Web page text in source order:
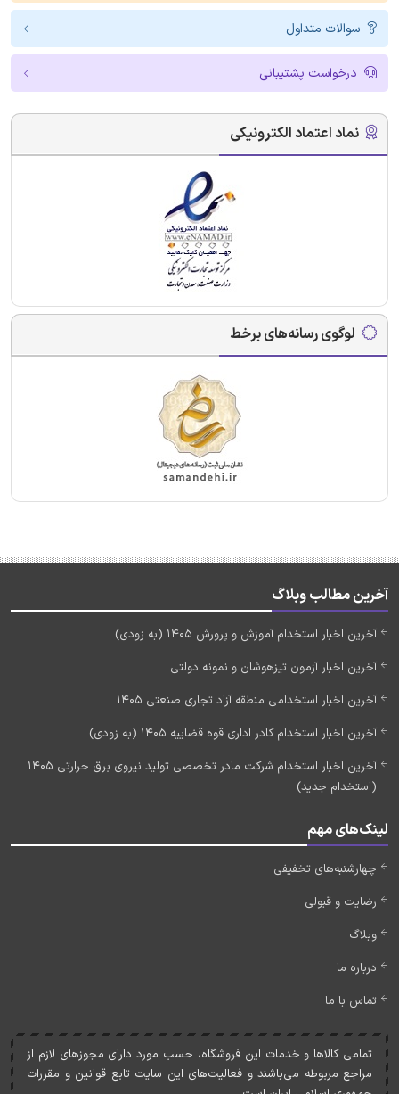
سوالات متداول
درخواست پشتیبانی
نماد اعتماد الکترونیکی
لوگوی رسانه‌های برخط
آخرین مطالب وبلاگ
آخرین اخبار استخدام آموزش و پرورش 1405 (به زودی)
آخرین اخبار آزمون تیزهوشان و نمونه دولتی
آخرین اخبار استخدامی منطقه آزاد تجاری صنعتی 1405
آخرین اخبار استخدام کادر اداری قوه قضاییه 1405 (به زودی)
آخرین اخبار استخدام شرکت مادر تخصصی تولید نیروی برق حرارتی 1405
(استخدام جدید)
لینک‌های مهم
چهارشنبه‌های تخفیفی
رضایت و قبولی
وبلاگ
درباره ما
تماس با ما
تمامی کالاها و خدمات اين فروشگاه، حسب مورد دارای مجوزهای لازم از
مراجع مربوطه می‌باشند و فعاليت‌های اين سايت تابع قوانين و مقررات